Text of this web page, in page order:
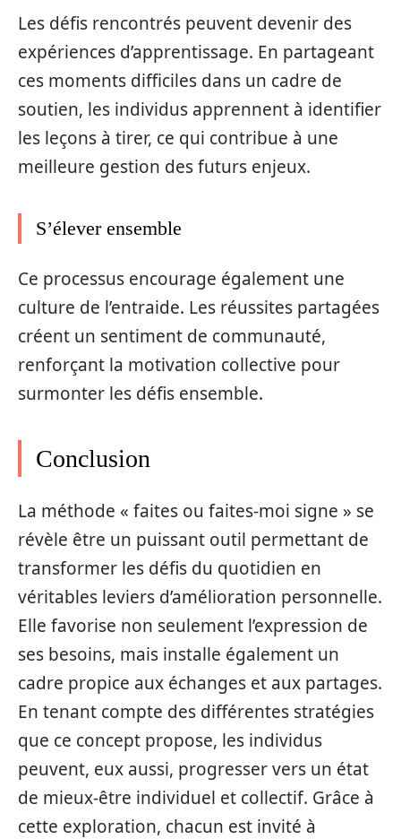
Les défis rencontrés peuvent devenir des
expériences d’apprentissage. En partageant
ces moments difficiles dans un cadre de
soutien, les individus apprennent à identifier
les leçons à tirer, ce qui contribue à une
meilleure gestion des futurs enjeux.
S’élever ensemble
Ce processus encourage également une
culture de l’entraide. Les réussites partagées
créent un sentiment de communauté,
renforçant la motivation collective pour
surmonter les défis ensemble.
Conclusion
La méthode « faites ou faites-moi signe » se
révèle être un puissant outil permettant de
transformer les défis du quotidien en
véritables leviers d’amélioration personnelle.
Elle favorise non seulement l’expression de
ses besoins, mais installe également un
cadre propice aux échanges et aux partages.
En tenant compte des différentes stratégies
que ce concept propose, les individus
peuvent, eux aussi, progresser vers un état
de mieux-être individuel et collectif. Grâce à
cette exploration, chacun est invité à